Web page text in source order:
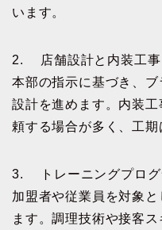
います。
2. 店舗設計と内装工
本部の指示に基づき、
設計を進めます。内装
頼する場合が多く、工期
3. トレーニングプロ
加盟者や従業員を対象
ます。調理技術や接客